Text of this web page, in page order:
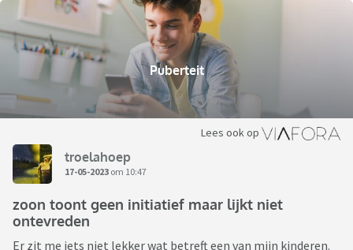
Puberteit
Lees ook op
troelahoep
17-05-2023 om 10:47
zoon toont geen initiatief maar lijkt niet
ontevreden
Er zit me iets niet lekker wat betreft een van mijn kinderen.